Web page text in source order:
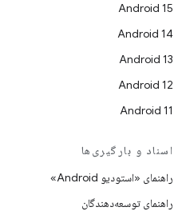
Android 15
Android 14
Android 13
Android 12
Android 11
اسناد و بارگیری‌ها
راهنمای «استودیو Android»
راهنمای توسعه‌دهندگان